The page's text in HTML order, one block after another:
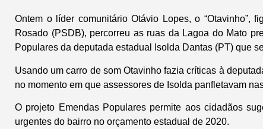
Ontem o líder comunitário Otávio Lopes, o “Otavinho”,
Rosado (PSDB), percorreu as ruas da Lagoa do Mato
Populares da deputada estadual Isolda Dantas (PT) que
Usando um carro de som Otavinho fazia críticas à
no momento em que assessores de Isolda panfletavam
O projeto Emendas Populares permite aos cidadãos
urgentes do bairro no orçamento estadual de 2020.